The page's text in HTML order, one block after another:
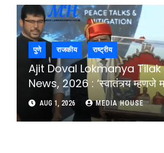
University
पुणे राजकीय राष्ट्रीय
Ajit Doval Lokmanya
News, 2026 : ‘स्वातंत्र्य म्हणजे
डोवाल यांचा Gen-Z तरूणांना
अर्थ समजून घ्या : Ajit Doval
AUG 1, 2026 MEDIA HOUSE